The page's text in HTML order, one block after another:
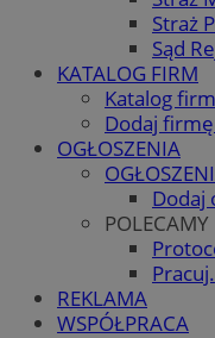
Straż
Sąd
KATALOG FIRM
Katalog firm
Dodaj
OGŁOSZENIA
Dodaj
POLECAMY
REKLAMA
WSPÓŁPRACA